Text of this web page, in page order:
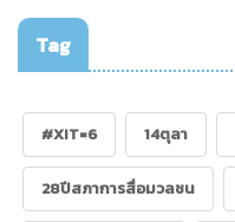
Tag
#XIT=6 14ตุลา
28ปีสภาการสื่อมวลชน